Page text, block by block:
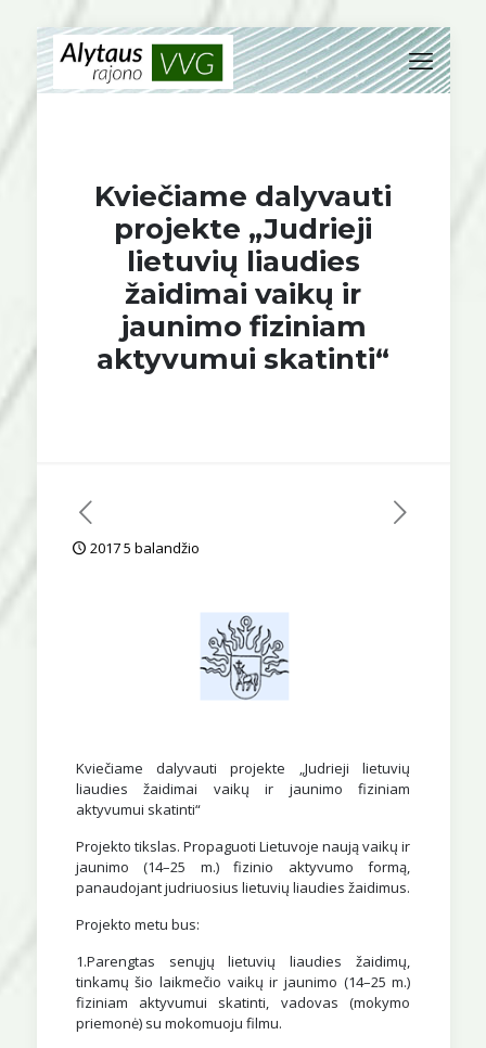
Kviečiame dalyvauti
projekte „Judrieji
lietuvių liaudies
žaidimai vaikų ir
jaunimo fiziniam
aktyvumui skatinti“
2017 5 balandžio
Kviečiame dalyvauti projekte „Judrieji lietuvių
liaudies žaidimai vaikų ir jaunimo fiziniam
aktyvumui skatinti“
Projekto tikslas. Propaguoti Lietuvoje naują vaikų ir
jaunimo (14–25 m.) fizinio aktyvumo formą,
panaudojant judriuosius lietuvių liaudies žaidimus.
Projekto metu bus:
1.Parengtas senųjų lietuvių liaudies žaidimų,
tinkamų šio laikmečio vaikų ir jaunimo (14–25 m.)
fiziniam aktyvumui skatinti, vadovas (mokymo
priemonė) su mokomuoju filmu.